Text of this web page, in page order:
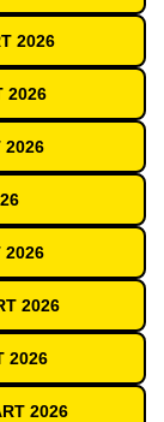
2026
2026
2026
2026
2026
2026
2026